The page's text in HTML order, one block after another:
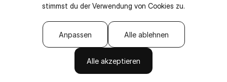
Gründer:innen,
Kreative und
Visionär:innen,
ihr Business wertebasiert führen wollen
stimmst du der Verwendung von Cookies zu.
Anpassen Alle ablehnen
Alle akzeptieren